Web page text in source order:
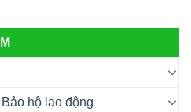
hộ lao động